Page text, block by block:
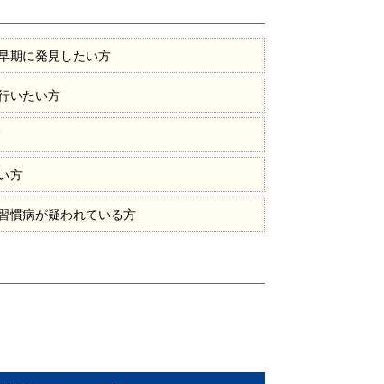
期に発見したい方
いたい方
方
慣病が疑われている方